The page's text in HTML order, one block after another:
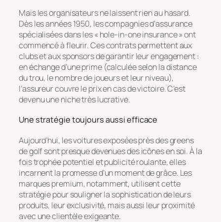
Mais les organisateurs ne laissent rien au hasard.
Dès les années 1950, les compagnies d’assurance
spécialisées dans les « hole-in-one insurance » ont
commencé à fleurir. Ces contrats permettent aux
clubs et aux sponsors de garantir leur engagement :
en échange d’une prime (calculée selon la distance
du trou, le nombre de joueurs et leur niveau),
l’assureur couvre le prix en cas de victoire. C’est
devenu une niche très lucrative.
Une stratégie toujours aussi efficace
Aujourd’hui, les voitures exposées près des greens
de golf sont presque devenues des icônes en soi. À la
fois trophée potentiel et publicité roulante, elles
incarnent la promesse d’un moment de grâce. Les
marques premium, notamment, utilisent cette
stratégie pour souligner la sophistication de leurs
produits, leur exclusivité, mais aussi leur proximité
avec une clientèle exigeante.